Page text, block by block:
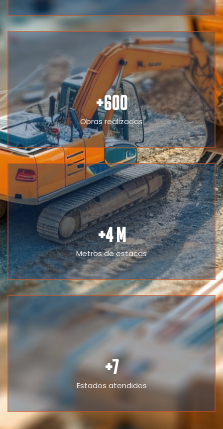
Obras realizadas
+600
Metros de estacas
+4 M
Estados atendidos
+7